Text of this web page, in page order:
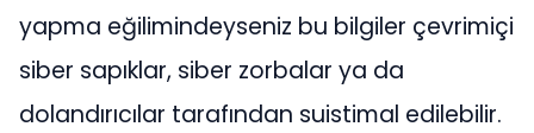
yapma eğilimindeyseniz bu bilgiler çevrimiçi
siber sapıklar, siber zorbalar ya da
dolandırıcılar tarafından suistimal edilebilir.